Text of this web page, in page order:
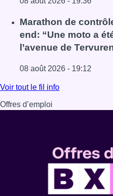
Lire l'article Au Moeraske,
Marathon de
end: “Une moto a
l’avenue de
08 août 2026 - 19:12
Lire l'article Marathon de
Voir tout le fil info
Offres d’emploi